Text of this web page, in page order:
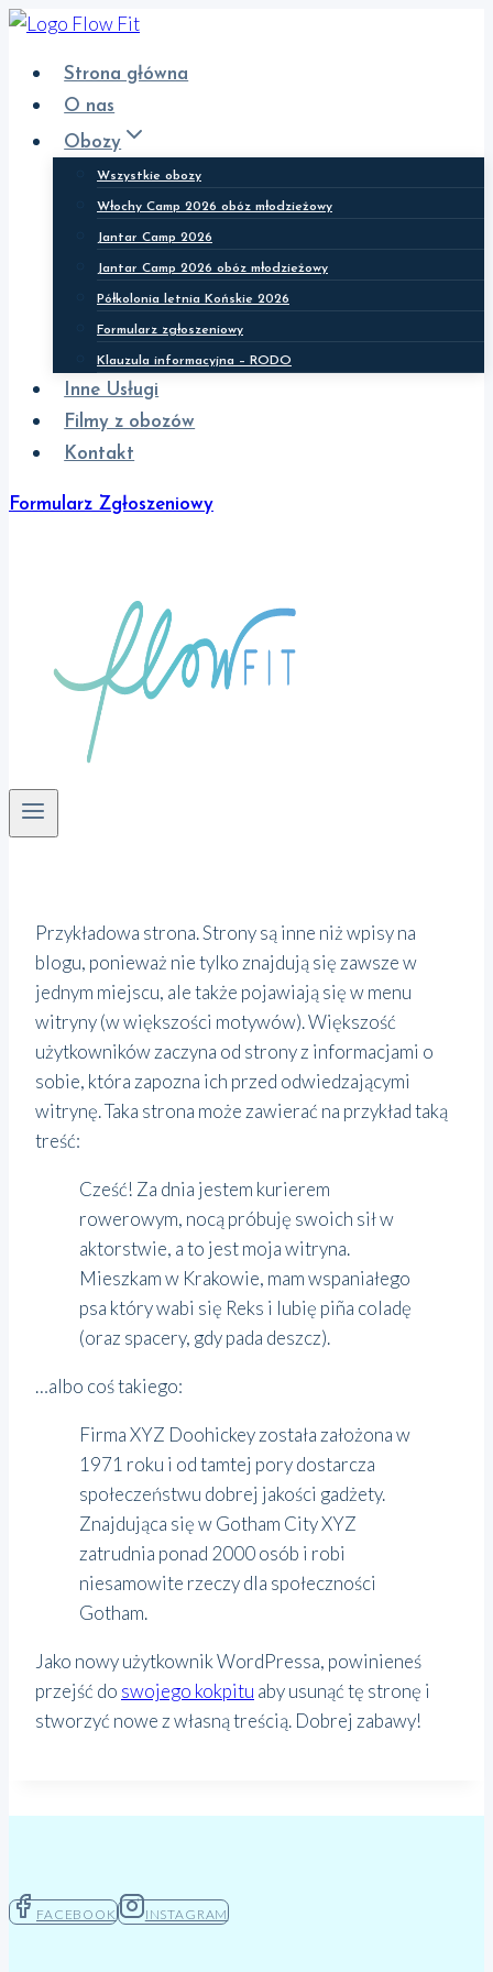
Przejdź
treści
Strona główna
O nas
Obozy
Wszystkie obozy
Włochy Camp 2026 obóz młodzieżowy
Jantar Camp 2026
Jantar Camp 2026 obóz młodzieżowy
Półkolonia letnia Końskie 2026
Formularz zgłoszeniowy
Klauzula informacyjna – RODO
Inne Usługi
Filmy z obozów
Kontakt
Formularz Zgłoszeniowy
Przykładowa strona. Strony są inne niż wpisy na
blogu, ponieważ nie tylko znajdują się zawsze w
jednym miejscu, ale także pojawiają się w menu
witryny (w większości motywów). Większość
użytkowników zaczyna od strony z informacjami o
sobie, która zapozna ich przed odwiedzającymi
witrynę. Taka strona może zawierać na przykład taką
treść:
Cześć! Za dnia jestem kurierem
rowerowym, nocą próbuję swoich sił w
aktorstwie, a to jest moja witryna.
Mieszkam w Krakowie, mam wspaniałego
psa który wabi się Reks i lubię piña coladę
(oraz spacery, gdy pada deszcz).
…albo coś takiego:
Firma XYZ Doohickey została założona w
1971 roku i od tamtej pory dostarcza
społeczeństwu dobrej jakości gadżety.
Znajdująca się w Gotham City XYZ
zatrudnia ponad 2000 osób i robi
niesamowite rzeczy dla społeczności
Gotham.
Jako nowy użytkownik WordPressa, powinieneś
przejść do swojego kokpitu aby usunąć tę stronę i
stworzyć nowe z własną treścią. Dobrej zabawy!
FACEBOOK INSTAGRAM